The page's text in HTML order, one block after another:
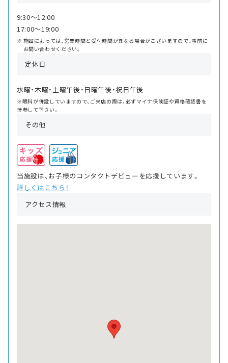
9:30〜12:00
17:00〜19:00
施設によっては、営業時間と受付時間が異なる場合がございますので、事前に
お問い合わせください。
定休日
水曜・木曜・土曜午後・日曜午後・祝日午後
※眼科が併設していますので、ご来店の際は、必ずマイナ保険証や資格確認書を
持参して下さい。
その他
当施設は、お子様のコンタクトデビューを応援しています。
詳しくはこちら！
アクセス情報